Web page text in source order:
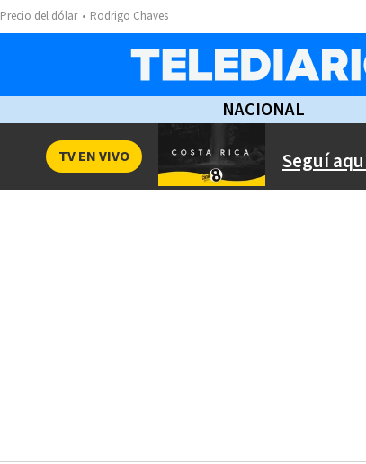
Precio del dólar Rodrigo Chaves
NACIONAL
Seguí
TV EN VIVO